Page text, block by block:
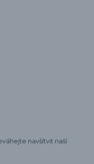
navšítvit naší